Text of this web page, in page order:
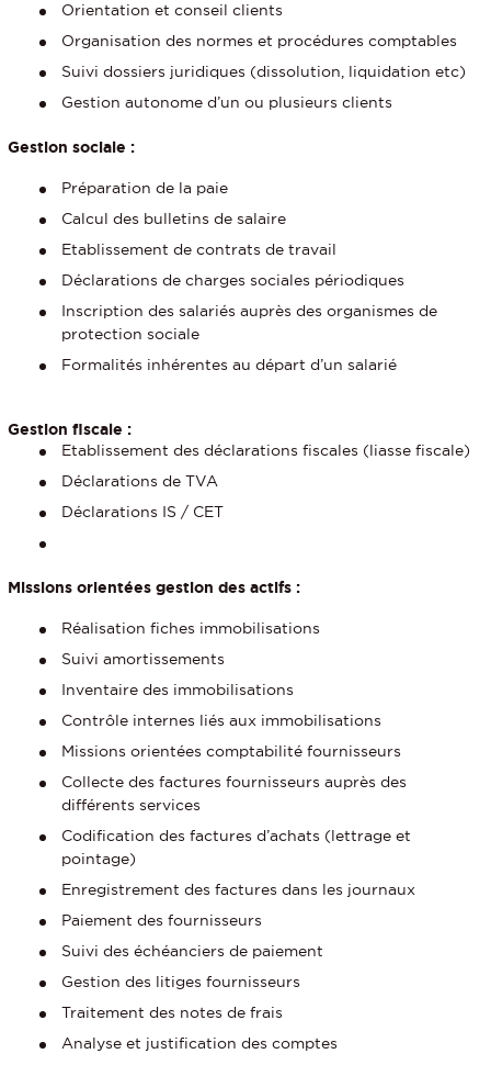
Orientation et conseil clients
Organisation des normes et procédures comptables
Suivi dossiers juridiques (dissolution, liquidation etc)
Gestion autonome d’un ou plusieurs clients
Gestion sociale :
Préparation de la paie
Calcul des bulletins de salaire
Etablissement de contrats de travail
Déclarations de charges sociales périodiques
Inscription des salariés auprès des organismes de
protection sociale
Formalités inhérentes au départ d’un salarié
Gestion fiscale :
Etablissement des déclarations fiscales (liasse fiscale)
Déclarations de TVA
Déclarations IS / CET
Missions orientées gestion des actifs :
Réalisation fiches immobilisations
Suivi amortissements
Inventaire des immobilisations
Contrôle internes liés aux immobilisations
Missions orientées comptabilité fournisseurs
Collecte des factures fournisseurs auprès des
différents services
Codification des factures d’achats (lettrage et
pointage)
Enregistrement des factures dans les journaux
Paiement des fournisseurs
Suivi des échéanciers de paiement
Gestion des litiges fournisseurs
Traitement des notes de frais
Analyse et justification des comptes